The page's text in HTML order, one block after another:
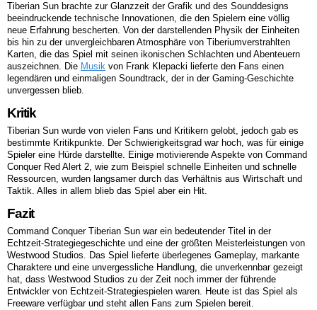
Tiberian Sun brachte zur Glanzzeit der Grafik und des Sounddesigns
beeindruckende technische Innovationen, die den Spielern eine völlig
neue Erfahrung bescherten. Von der darstellenden Physik der Einheiten
bis hin zu der unvergleichbaren Atmosphäre von Tiberiumverstrahlten
Karten, die das Spiel mit seinen ikonischen Schlachten und Abenteuern
auszeichnen. Die Musik von Frank Klepacki lieferte den Fans einen
legendären und einmaligen Soundtrack, der in der Gaming-Geschichte
unvergessen blieb.
Kritik
Tiberian Sun wurde von vielen Fans und Kritikern gelobt, jedoch gab es
bestimmte Kritikpunkte. Der Schwierigkeitsgrad war hoch, was für einige
Spieler eine Hürde darstellte. Einige motivierende Aspekte von Command
Conquer Red Alert 2, wie zum Beispiel schnelle Einheiten und schnelle
Ressourcen, wurden langsamer durch das Verhältnis aus Wirtschaft und
Taktik. Alles in allem blieb das Spiel aber ein Hit.
Fazit
Command Conquer Tiberian Sun war ein bedeutender Titel in der
Echtzeit-Strategiegeschichte und eine der größten Meisterleistungen von
Westwood Studios. Das Spiel lieferte überlegenes Gameplay, markante
Charaktere und eine unvergessliche Handlung, die unverkennbar gezeigt
hat, dass Westwood Studios zu der Zeit noch immer der führende
Entwickler von Echtzeit-Strategiespielen waren. Heute ist das Spiel als
Freeware verfügbar und steht allen Fans zum Spielen bereit.